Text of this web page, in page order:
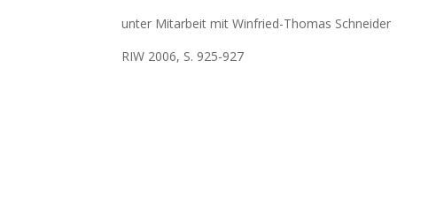
unter Mitarbeit mit Winfried-Thomas Schneider
RIW 2006, S. 925-927